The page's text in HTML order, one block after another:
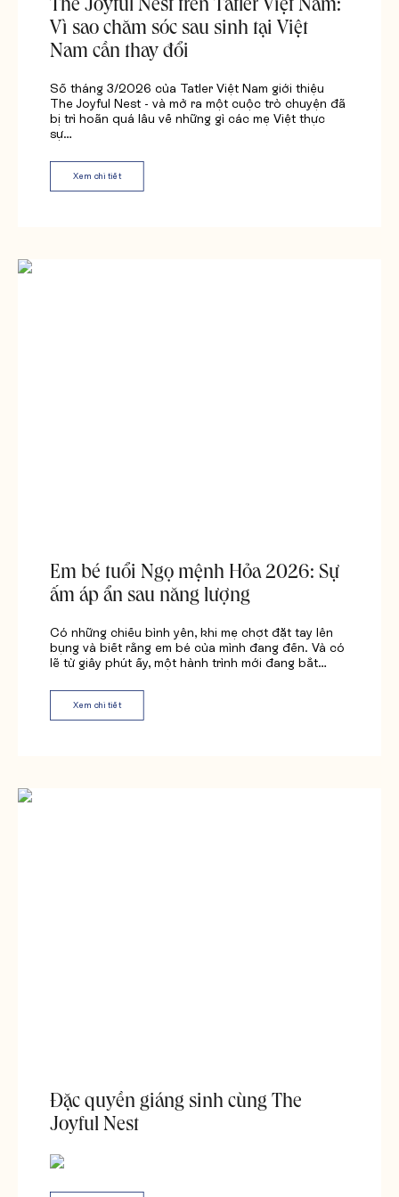
The Joyful Nest trên Tatler Việt Nam:
Vì sao chăm sóc sau sinh tại Việt
Nam cần thay đổi
Số tháng 3/2026 của Tatler Việt Nam giới thiệu
The Joyful Nest - và mở ra một cuộc trò chuyện đã
bị trì hoãn quá lâu về những gì các mẹ Việt thực
sự…
Xem chi tiết
Em bé tuổi Ngọ mệnh Hỏa 2026: Sự
ấm áp ẩn sau năng lượng
Có những chiều bình yên, khi mẹ chợt đặt tay lên
bụng và biết rằng em bé của mình đang đến. Và có
lẽ từ giây phút ấy, một hành trình mới đang bắt…
Xem chi tiết
Đặc quyền giáng sinh cùng The
Joyful Nest